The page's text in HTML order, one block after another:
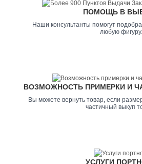
ПОМОЩЬ В
Наши консультанты помогут
любую фигуру.
ВОЗМОЖНОСТЬ ПРИМЕРКИ И
Вы можете вернуть товар, если
частичный выкуп
УСЛУГИ